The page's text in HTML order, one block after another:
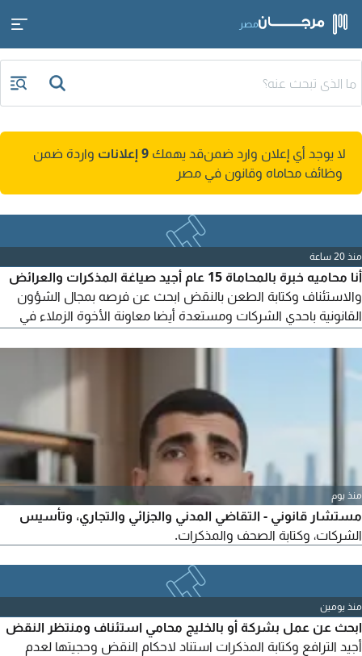
مصر
لا يوجد أي إعلان وارد ضمنقد يهمك 9 إعلانات
واردة ضمن
وظائف محاماه وقانون في مصر
منذ 20 ساعة
أنا محاميه خبرة بالمحاماة 15 عام أجيد صياغة المذكرات والعرائض
والاستئناف وكتابة الطعن بالنقض ابحث عن فرصه بمجال الشؤون
القانونية باحدي الشركات ومستعدة أيضا معاونة الأخوة الزملاء في
منذ يوم
مستشار قانوني - التقاضي المدني والجزائي والتجاري، وتأسيس
الشركات، وكتابة الصحف والمذكرات.
منذ يومين
ابحث عن عمل بشركة أو بالخليج محامي استئناف ومنتظر النقض
أجيد الترافع وكتابة المذكرات استناد لاحكام النقض وحجيتها لعدم